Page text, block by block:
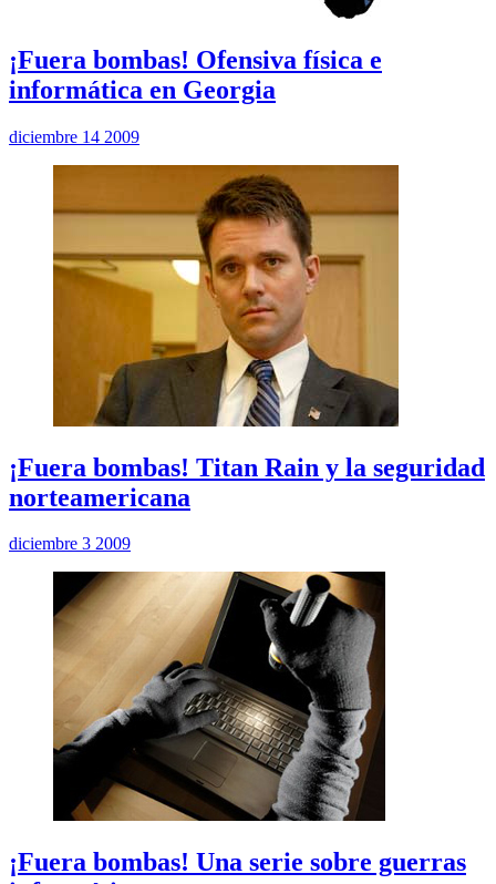
¡Fuera bombas! Ofensiva física e
informática en Georgia
diciembre 14 2009
¡Fuera bombas! Titan Rain y la seguridad
norteamericana
diciembre 3 2009
¡Fuera bombas! Una serie sobre guerras